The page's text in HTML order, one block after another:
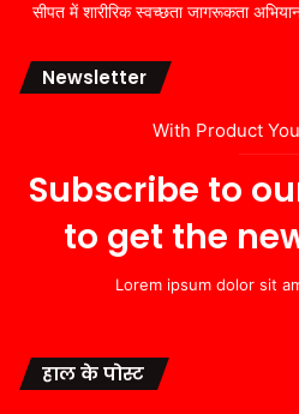
सीपत में शारीरिक स्वच्छता जागरूकता
Newsletter
With Product
Subscribe to
to get the
Lorem ipsum dolor sit
हाल के पोस्ट